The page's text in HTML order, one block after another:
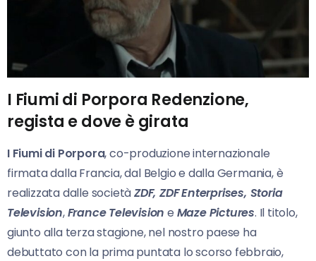
I Fiumi di Porpora Redenzione,
regista e dove è girata
I Fiumi di Porpora, co-produzione internazionale
firmata dalla Francia, dal Belgio e dalla Germania, è
realizzata dalle societàZDF, ZDF Enterprises, Storia
Television,France Television e Maze Pictures. Il titolo,
giunto alla terza stagione, nel nostro paese ha
debuttato con la prima puntata lo scorso febbraio,